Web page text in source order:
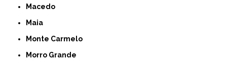
Macedo
Maia
Monte Carmelo
Morro Grande